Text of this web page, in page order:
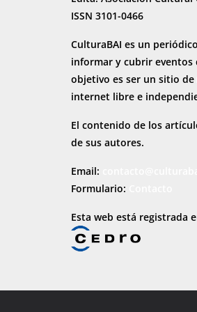
ISSN 3101-0466
CulturaBAI es un
informar y cubrir eventos
objetivo es ser un sitio
internet libre e
El contenido de los
de sus autores.
Email:
Formulario:
Esta web está registrada